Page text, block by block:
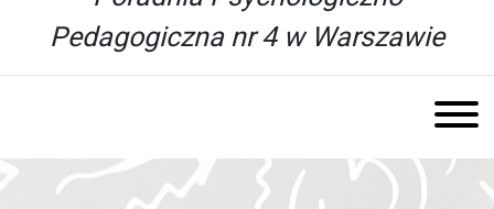
Pedagogiczna nr 4 w Warszawie